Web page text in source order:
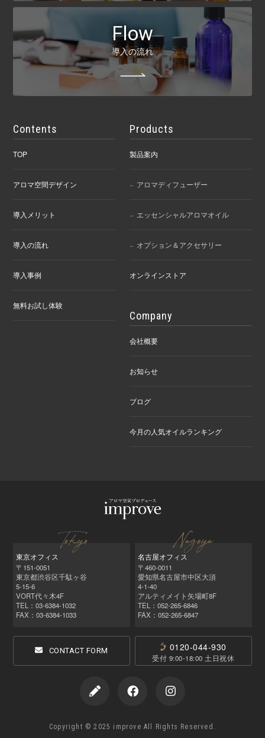
Flow
導入の流れ
Contents
TOP
アロマ空間デザイン
導入メリット
導入の流れ
導入事例
無料お試し体験
Products
製品案内
アロマディフューザー
エッセンシャルアロマオイル
オプション＆アクセサリー
オンラインストア
Company
会社概要
お知らせ
ブログ
今月の人気オイルランキング
東京オフィス
〒151-0051
東京都渋谷区千駄ヶ谷
5-15-6
VORT代々木4F
TEL：03-6384-1032
FAX：03-6384-1033
名古屋オフィス
〒460-0011
愛知県名古屋市中区大須
4-1-40
アルティメイト矢場町8F
TEL：052‑265‑6846
FAX：052‑265‑6847
CONTACT FORM 0120-044-930
受付 9:00-18:00 土日祝休
Copyright © 2025 improve All Rights Reserved.